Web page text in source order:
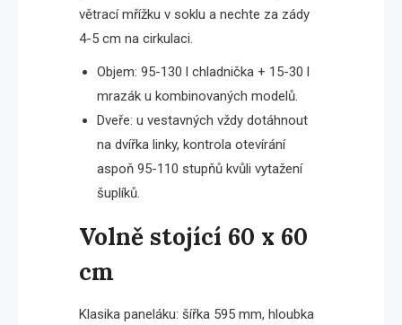
větrací mřížku v soklu a nechte za zády
4-5 cm na cirkulaci.
Objem: 95-130 l chladnička + 15-30 l
mrazák u kombinovaných modelů.
Dveře: u vestavných vždy dotáhnout
na dvířka linky, kontrola otevírání
aspoň 95-110 stupňů kvůli vytažení
šuplíků.
Volně stojící 60 x 60
cm
Klasika paneláku: šířka 595 mm, hloubka